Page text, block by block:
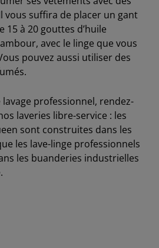
vous suffira de placer un gant
à 20 gouttes d’huile
avec le linge que vous
pouvez aussi utiliser des
professionnel, rendez-
laveries libre-service : les
sont construites dans les
les lave-linge professionnels
les buanderies industrielles